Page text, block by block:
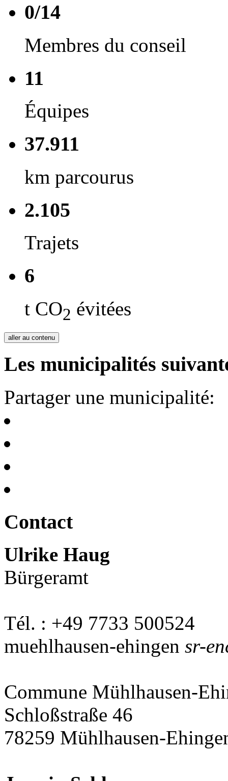
0/14
Membres du conseil
11
Équipes
37.911
km parcourus
2.105
Trajets
6
t CO2 évitées
aller au contenu
Les municipalités
Partager une municipalité:
Contact
Ulrike Haug
Bürgeramt
Tél. : +49 7733 500524
muehlhausen-ehingen sr-
Commune Mühlhausen-
Schloßstraße 46
78259 Mühlhausen-